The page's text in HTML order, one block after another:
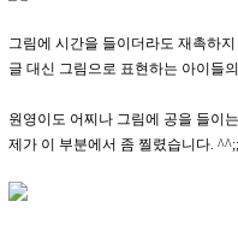
그림에 시간을 들이더라도 재촉하
글 대신 그림으로 표현하는 아이들
원영이도 어찌나 그림에 공을 들이
​제가 이 부분에서 좀 찔렸습니다. ^^;;